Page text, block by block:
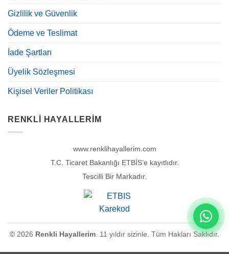
Gizlilik ve Güvenlik
Ödeme ve Teslimat
İade Şartları
Üyelik Sözleşmesi
Kişisel Veriler Politikası
RENKLI HAYALLERIM
www.renklihayallerim.com
T.C. Ticaret Bakanlığı ETBİS’e kayıtlıdır.
Tescilli Bir Markadır.
© 2026 Renkli Hayallerim . 11 yıldır sizinle. Tüm Hakları Saklıdır.